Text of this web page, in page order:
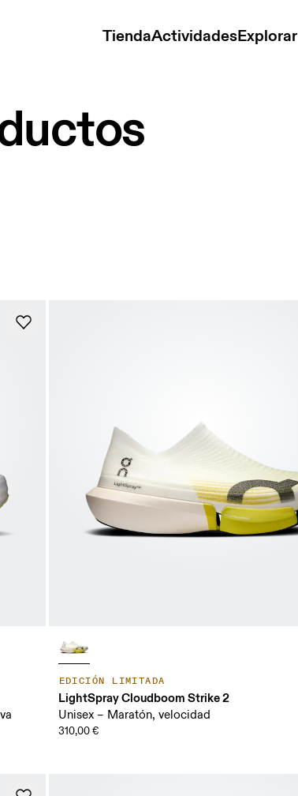
TiendaActividadesExplorar
EDICIÓN LIMITADA
LightSpray Cloudboom Strike 2
Unisex – Maratón, velocidad
310,00 €